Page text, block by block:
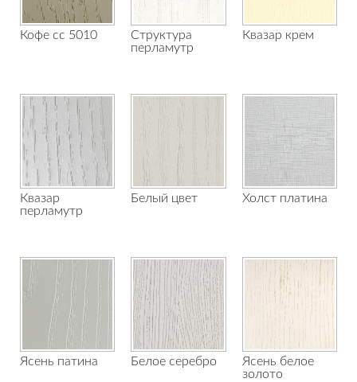
Кофе сс 5010
Структура
перламутр
Квазар крем
Квазар
перламутр
Белый цвет Холст платина
Ясень патина Белое серебро
Ясень белое
золото